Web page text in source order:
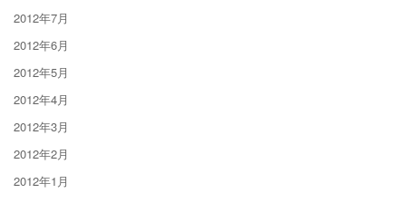
2012年7月
2012年6月
2012年5月
2012年4月
2012年3月
2012年2月
2012年1月